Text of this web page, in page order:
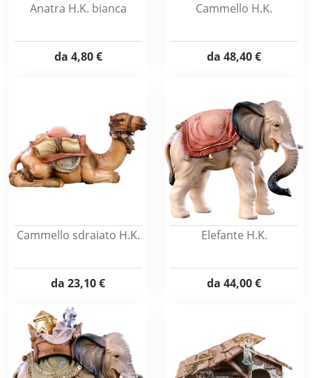
Anatra H.K. bianca
da 4,80 €
Cammello H.K.
da 48,40 €
Cammello sdraiato H.K.
da 23,10 €
Elefante H.K.
da 44,00 €